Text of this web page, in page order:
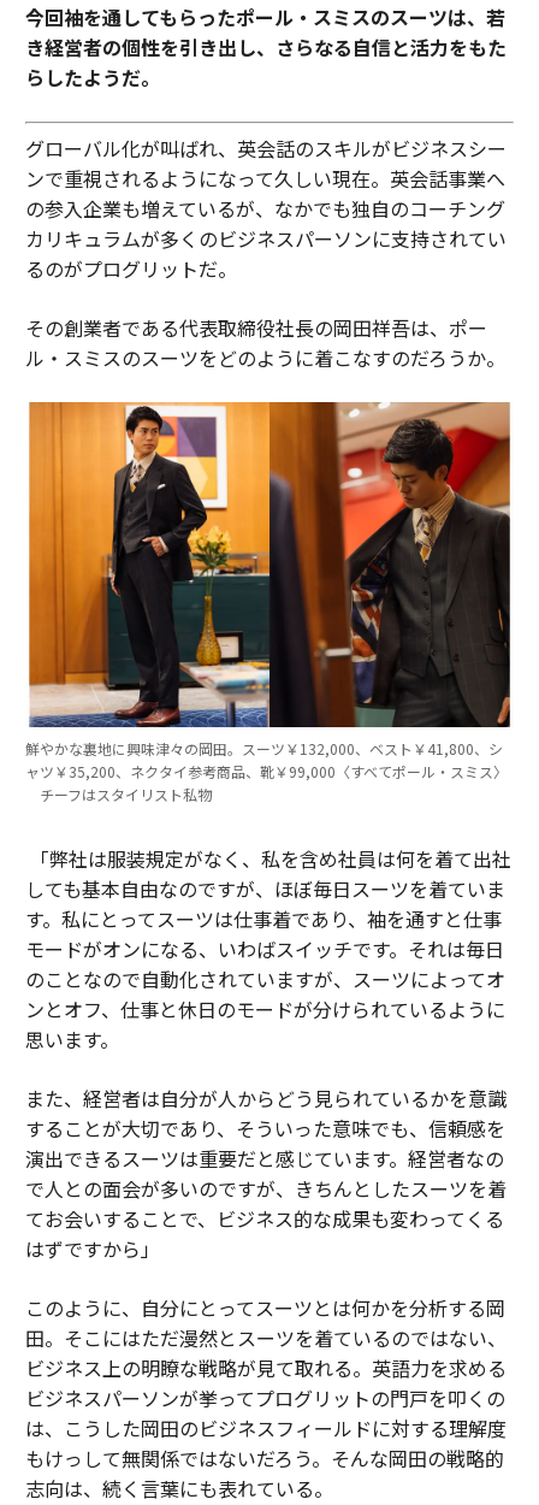
今回袖を通してもらったポール・スミスのスーツは、若
き経営者の個性を引き出し、さらなる自信と活力をもた
らしたようだ。
グローバル化が叫ばれ、英会話のスキルがビジネスシー
ンで重視されるようになって久しい現在。英会話事業へ
の参入企業も増えているが、なかでも独自のコーチング
カリキュラムが多くのビジネスパーソンに支持されてい
るのがプログリットだ。
その創業者である代表取締役社長の岡田祥吾は、ポー
ル・スミスのスーツをどのように着こなすのだろうか。
鮮やかな裏地に興味津々の岡田。スーツ￥132,000、ベスト￥41,800、シ
ャツ￥35,200、ネクタイ参考商品、靴￥99,000〈すべてポール・スミス〉
チーフはスタイリスト私物
「弊社は服装規定がなく、私を含め社員は何を着て出社
しても基本自由なのですが、ほぼ毎日スーツを着ていま
す。私にとってスーツは仕事着であり、袖を通すと仕事
モードがオンになる、いわばスイッチです。それは毎日
のことなので自動化されていますが、スーツによってオ
ンとオフ、仕事と休日のモードが分けられているように
思います。
また、経営者は自分が人からどう見られているかを意識
することが大切であり、そういった意味でも、信頼感を
演出できるスーツは重要だと感じています。経営者なの
で人との面会が多いのですが、きちんとしたスーツを着
てお会いすることで、ビジネス的な成果も変わってくる
はずですから」
このように、自分にとってスーツとは何かを分析する岡
田。そこにはただ漫然とスーツを着ているのではない、
ビジネス上の明瞭な戦略が見て取れる。英語力を求める
ビジネスパーソンが挙ってプログリットの門戸を叩くの
は、こうした岡田のビジネスフィールドに対する理解度
もけっして無関係ではないだろう。そんな岡田の戦略的
志向は、続く言葉にも表れている。